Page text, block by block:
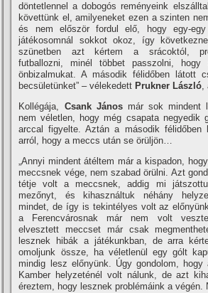
döntetlennel a dobogós reményeink
követtünk el, amilyeneket ezen a szinten
és nem először fordul elő, hogy egy-
játékosomnál sokkot okoz, í­gy
szünetben azt kértem a srácoktól,
futballozni, minél többet passzolni, hogy
önbizalmukat. A második félidőben látott
becsületünket” – vélekedett Prukner László,
Kollégája, Csank Jánosmár sok mindent
nem véletlen, hogy még csapata negyedik
arccal figyelte. Aztán a második félidőben
arról, hogy a meccs után se örüljön…
„Annyi mindent átéltem már a kispadon,
meccsnek vége, nem szabad örülni. Azt
tétje volt a meccsnek, addig mi
mezőnyt, és kihasználtuk néhány
mindet, de í­gy is tekintélyes volt az
a Ferencvárosnak már nem volt
elvesztett meccset már csak
lesznek hibák a játékunkban, de arra
omoljunk össze, ha véletlenül egy gólt
mindig lesz előnyünk. Úgy gondolom, hogy
Kamber helyzeténél volt nálunk, de azt
éreztem, hogy lesznek problémáink a végén.